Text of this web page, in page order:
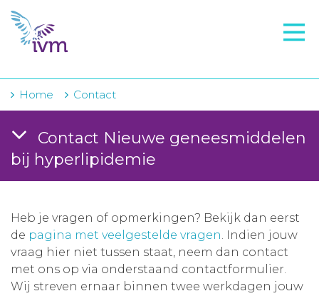
VMI
FTO voorbereiding
IVM-academie
Voorschrijfgedrag
Projecten
Over IVM
Actueel
Contact
Home Contact
Contact Nieuwe geneesmiddelen
bij hyperlipidemie
Heb je vragen of opmerkingen? Bekijk dan eerst
de pagina met veelgestelde vragen. Indien jouw
vraag hier niet tussen staat, neem dan contact
met ons op via onderstaand contactformulier.
Wij streven ernaar binnen twee werkdagen jouw